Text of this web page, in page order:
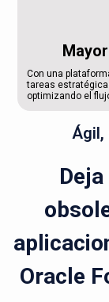
Con una
tareas
optimizando el
Ágil,
Oracle